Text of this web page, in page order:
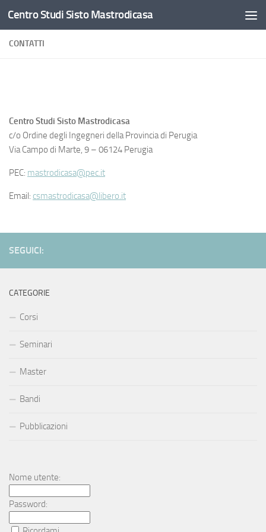
Salta al contenuto
Centro Studi Sisto Mastrodicasa
CONTATTI
Centro Studi Sisto Mastrodicasa
c/o Ordine degli Ingegneri della Provincia di Perugia
Via Campo di Marte, 9 – 06124 Perugia
PEC: mastrodicasa@pec.it
Email: csmastrodicasa@libero.it
SEGUICI:
CATEGORIE
Corsi
Seminari
Master
Bandi
Pubblicazioni
Nome utente:
Password: